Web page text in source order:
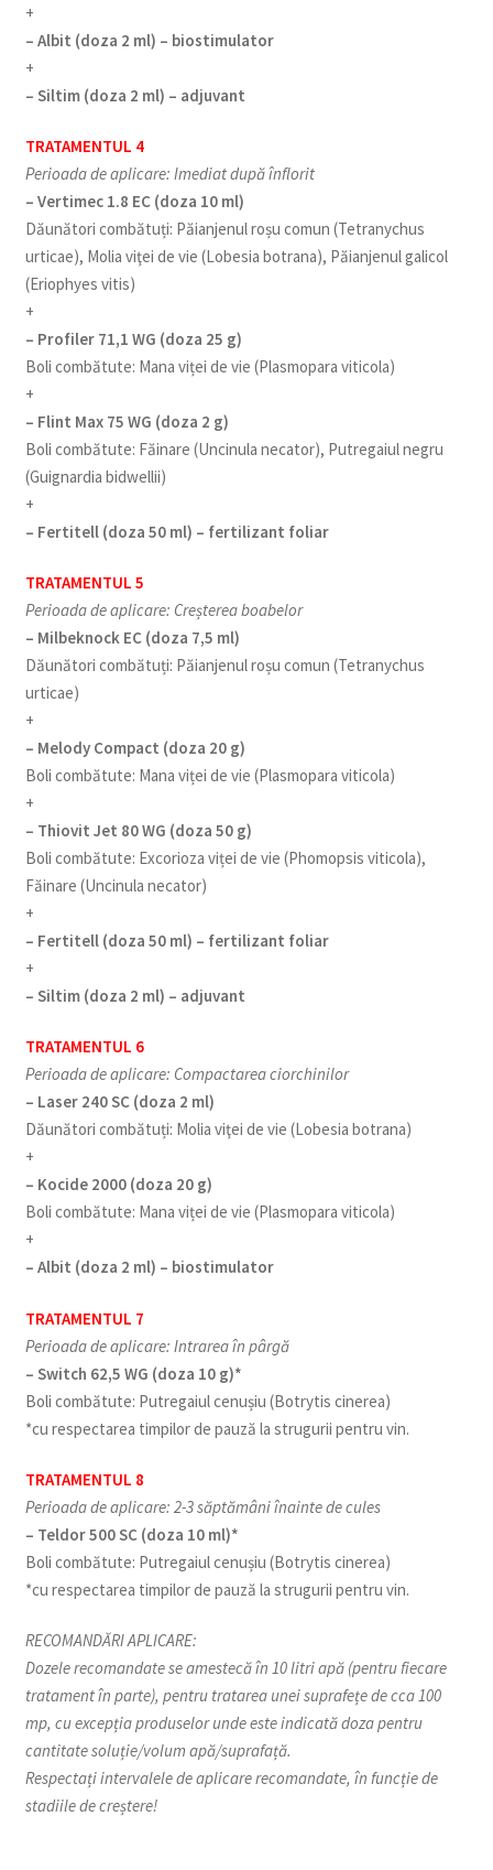
+
– Albit (doza 2 ml) – biostimulator
+
– Siltim (doza 2 ml) – adjuvant
TRATAMENTUL 4
Perioada de aplicare: Imediat după înflorit
– Vertimec 1.8 EC (doza 10 ml)
Dăunători combătuți: Păianjenul roșu comun (Tetranychus
urticae), Molia viţei de vie (Lobesia botrana), Păianjenul galicol
(Eriophyes vitis)
+
– Profiler 71,1 WG (doza 25 g)
Boli combătute: Mana viței de vie (Plasmopara viticola)
+
– Flint Max 75 WG (doza 2 g)
Boli combătute: Făinare (Uncinula necator), Putregaiul negru
(Guignardia bidwellii)
+
– Fertitell (doza 50 ml) – fertilizant foliar
TRATAMENTUL 5
Perioada de aplicare: Creșterea boabelor
– Milbeknock EC (doza 7,5 ml)
Dăunători combătuți: Păianjenul roșu comun (Tetranychus
urticae)
+
– Melody Compact (doza 20 g)
Boli combătute: Mana viței de vie (Plasmopara viticola)
+
– Thiovit Jet 80 WG (doza 50 g)
Boli combătute: Excorioza viței de vie (Phomopsis viticola),
Făinare (Uncinula necator)
+
– Fertitell (doza 50 ml) – fertilizant foliar
+
– Siltim (doza 2 ml) – adjuvant
TRATAMENTUL 6
Perioada de aplicare: Compactarea ciorchinilor
– Laser 240 SC (doza 2 ml)
Dăunători combătuți: Molia viţei de vie (Lobesia botrana)
+
– Kocide 2000 (doza 20 g)
Boli combătute: Mana viței de vie (Plasmopara viticola)
+
– Albit (doza 2 ml) – biostimulator
TRATAMENTUL 7
Perioada de aplicare: Intrarea în pârgă
– Switch 62,5 WG (doza 10 g)*
Boli combătute: Putregaiul cenușiu (Botrytis cinerea)
*cu respectarea timpilor de pauză la strugurii pentru vin.
TRATAMENTUL 8
Perioada de aplicare: 2-3 săptămâni înainte de cules
– Teldor 500 SC (doza 10 ml)*
Boli combătute: Putregaiul cenușiu (Botrytis cinerea)
*cu respectarea timpilor de pauză la strugurii pentru vin.
RECOMANDĂRI APLICARE:
Dozele recomandate se amestecă în 10 litri apă (pentru fiecare
tratament în parte), pentru tratarea unei suprafețe de cca 100
mp, cu excepția produselor unde este indicată doza pentru
cantitate soluție/volum apă/suprafață.
Respectați intervalele de aplicare recomandate, în funcție de
stadiile de creștere!